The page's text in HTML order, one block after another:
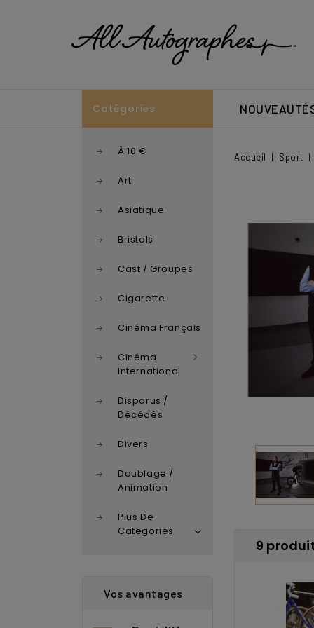
Catégories
À 10 €
Art
Asiatique
Bristols
Cast / Groupes
Cigarette
Cinéma Français
Cinéma
International
Disparus /
Décédés
Divers
Doublage /
Animation
Plus De
Catégories
Vos avantages
Accueil Sport
9